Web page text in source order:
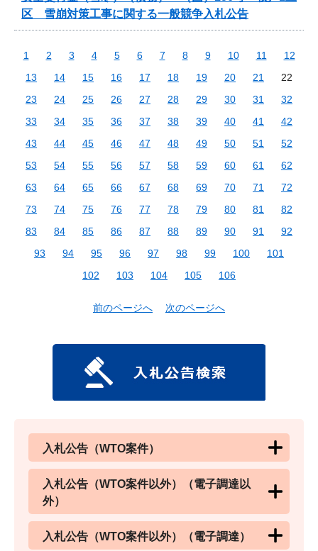
区 雪崩対策工事に関する一般競争入札公告
1 2 3 4 5 6 7 8 9 10 11
12
13
14 15 16 17 18 19 20 21
22
23
24 25 26 27 28 29 30 31
32
33
34 35 36 37 38 39 40 41
42
43
44 45 46 47 48 49 50 51
52
53
54 55 56 57 58 59 60 61
62
63
64 65 66 67 68 69 70 71
72
73
74 75 76 77 78 79 80 81
82
83
84 85 86 87 88 89 90 91
92
93
94 95 96 97 98 99 100
101
102
103 104 105 106
前のページへ 次のページへ
入札公告（WTO案件）
入札公告（WTO案件以外）（電子調達以
外）
入札公告（WTO案件以外）（電子調達）